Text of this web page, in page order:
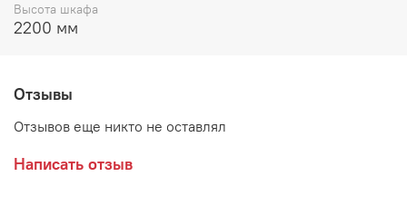
Высота шкафа
2200 мм
Отзывы
Отзывов еще никто не оставлял
Написать отзыв